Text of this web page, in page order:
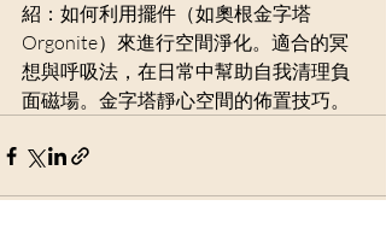
紹：如何利用擺件（如奧根金字塔
Orgonite）來進行空間淨化。適合的冥
想與呼吸法，在日常中幫助自我清理負
面磁場。金字塔靜心空間的佈置技巧。